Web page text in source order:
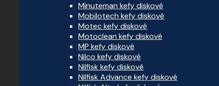
Minuteman kefy diskové
Mobilotech kefy diskové
Motec kefy diskové
Motoclean kefy diskové
MP kefy diskové
Nilco kefy diskové
Nilfisk kefy diskové
Nilfisk Advance kefy diskové